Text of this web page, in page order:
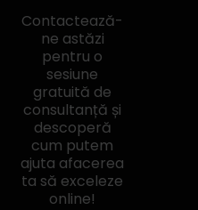
Contactează-
ne astăzi
pentru o
sesiune
gratuită de
consultanță și
descoperă
cum putem
ajuta afacerea
ta să exceleze
online!